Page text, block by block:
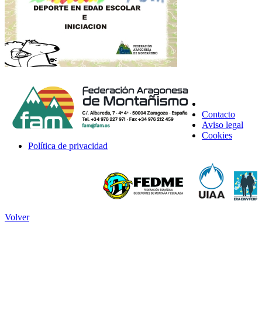
Contacto
Aviso legal
Cookies
Política de privacidad
Volver